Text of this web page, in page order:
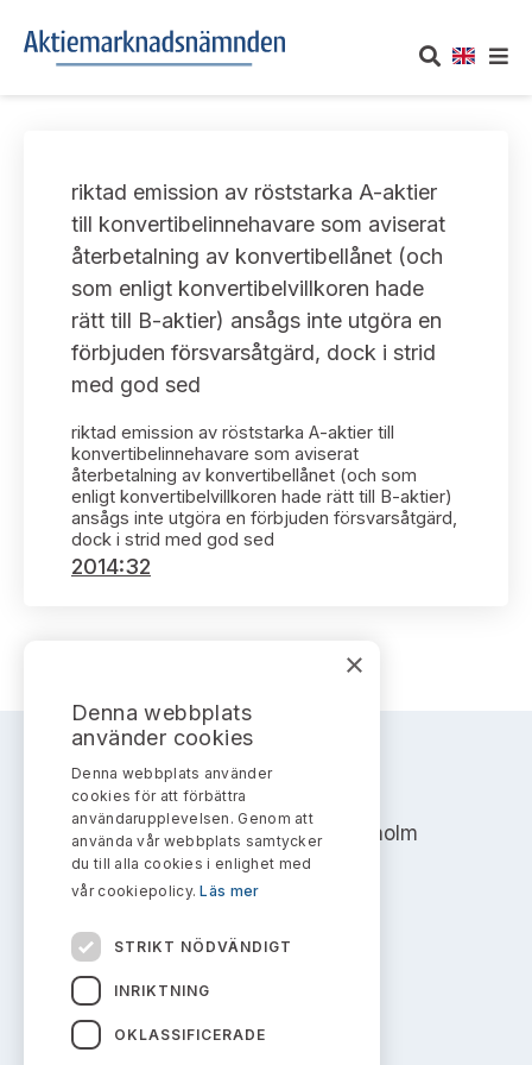
Om oss
Vårt uppdrag
Informationsgivning
Arbetssätt och jävsfrågor
Stadgar
Arbetsordning
Ledamöter
Publikationer och anföranden
UTTALANDEN
Om nämndens uttalanden
Framställningar och konsultation
Uttalanden sorterade efter publiceringsdatum
Samtliga uttalanden sorterade årsvis
Uttalanden sorterade ämnesvis
Sök uttalanden
TAKEOVER-REGLER
Takeover-regler för reglerade marknader och vissa
handelsplattformar
AKTUELLT
Prenumerera
Bildarkiv
KONTAKT
Kontakt angående ansökningar och uttalanden
Kontakt administrativa ärenden
riktad emission av röststarka A-aktier
till konvertibelinnehavare som aviserat
återbetalning av konvertibellånet (och
som enligt konvertibelvillkoren hade
rätt till B-aktier) ansågs inte utgöra en
förbjuden försvarsåtgärd, dock i strid
med god sed
riktad emission av röststarka A-aktier till
konvertibelinnehavare som aviserat
återbetalning av konvertibellånet (och som
enligt konvertibelvillkoren hade rätt till B-aktier)
ansågs inte utgöra en förbjuden försvarsåtgärd,
dock i strid med god sed
2014:32
AKTIEMARKNADSNÄMNDEN
Address: Box 7354, 103 90 Stockholm
info@aktiemarknadsnamnden.se
Om innehållet
Om webbplatsen
×
Denna webbplats
använder cookies
Denna webbplats använder
cookies för att förbättra
användarupplevelsen. Genom att
använda vår webbplats samtycker
du till alla cookies i enlighet med
vår cookiepolicy.Läs mer
STRIKT NÖDVÄNDIGT
INRIKTNING
OKLASSIFICERADE